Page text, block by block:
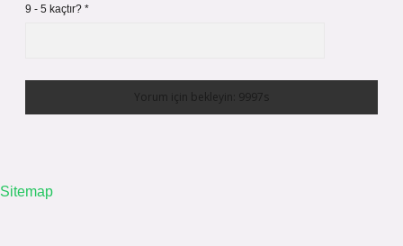
9 - 5 kaçtır? *
Sitemap